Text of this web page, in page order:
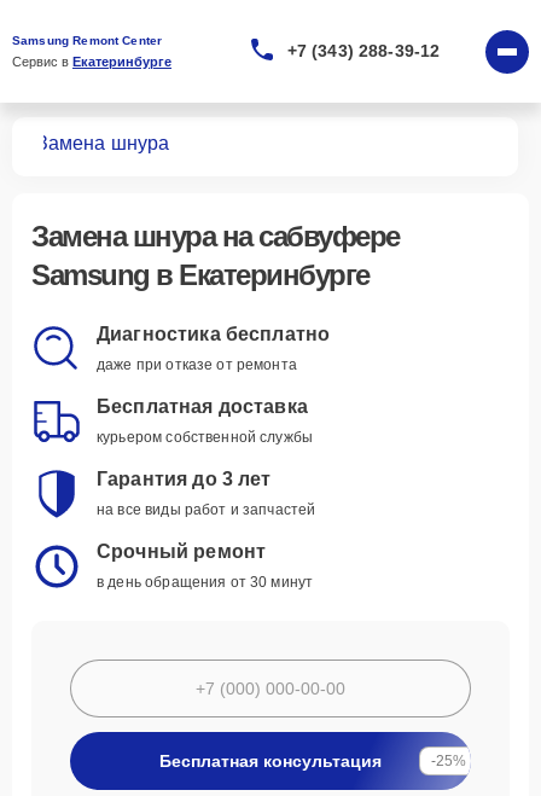
Samsung Remont Center
Сервис в Екатеринбурге
+7 (343) 288-39-12
Замена шнура
Замена шнурана сабвуфере
Samsung в Екатеринбурге
Диагностика бесплатно
даже при отказе от ремонта
Бесплатная доставка
курьером собственной службы
Гарантия до 3 лет
на все виды работ и запчастей
Срочный ремонт
в день обращения от 30 минут
Бесплатная консультация -25%